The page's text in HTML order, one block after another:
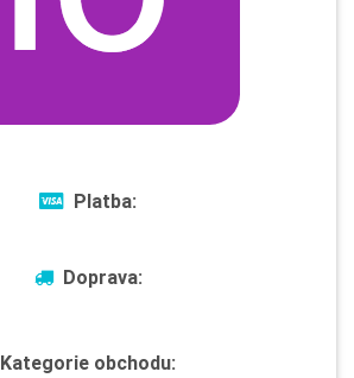
Platba:
Doprava:
Kategorie obchodu: